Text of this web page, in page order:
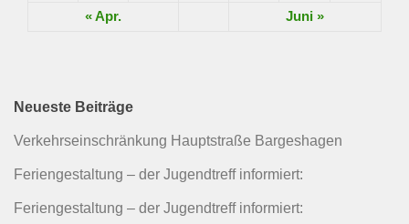
« Apr.
Juni »
Neueste Beiträge
Verkehrseinschränkung Hauptstraße Bargeshagen
Feriengestaltung – der Jugendtreff informiert:
Feriengestaltung – der Jugendtreff informiert: